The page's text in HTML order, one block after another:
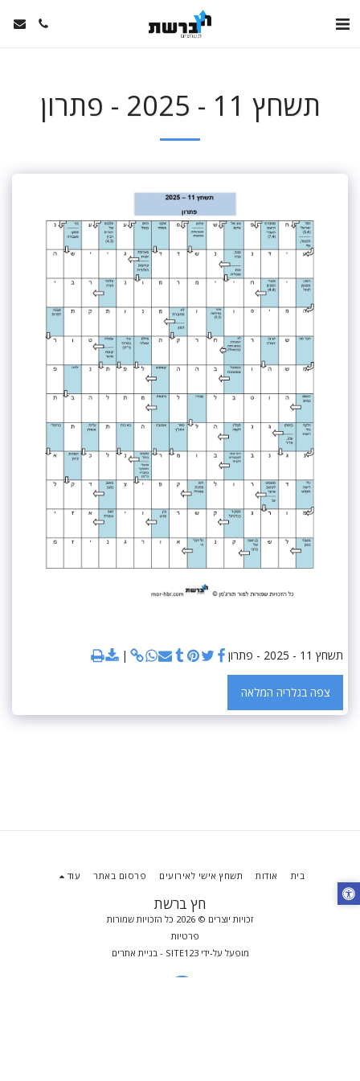
תשחץ 11 - 2025 - פתרון
תשחץ 11 - 2025 - פתרון
צפה בגלריה המלאה
חץ ברשת
זכויות יוצרים © 2026 כל הזכויות שמורות
פרטיות
מופעל על-ידיSITE123
- בניית אתרים
בית אודות תשחץ אישי לאירועים פרסום באתר עוד